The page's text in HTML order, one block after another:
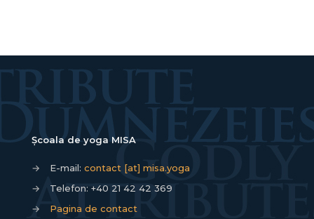
Școala de yoga MISA
→ E-mail: contact [at] misa.yoga
→
Telefon: +40 21 42 42 369
→
Pagina de contact